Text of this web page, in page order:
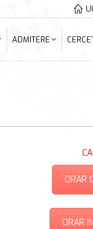
ADMITERE
ORAR
ORAR
ADMITERE